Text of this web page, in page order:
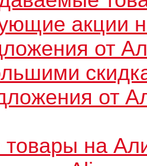
акции
от
от
на